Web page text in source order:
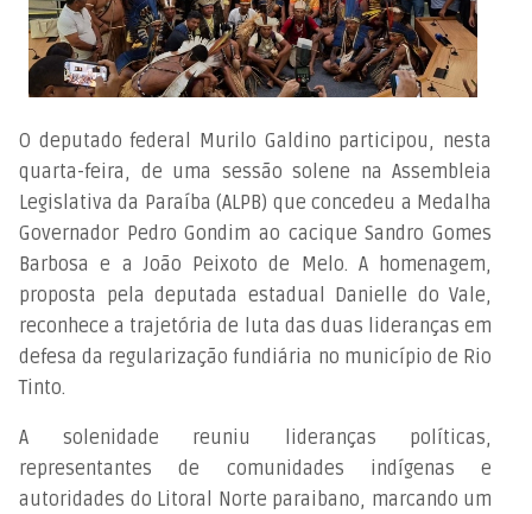
O deputado federal Murilo Galdino participou, nesta
quarta-feira, de uma sessão solene na Assembleia
Legislativa da Paraíba (ALPB) que concedeu a Medalha
Governador Pedro Gondim ao cacique Sandro Gomes
Barbosa e a João Peixoto de Melo. A homenagem,
proposta pela deputada estadual Danielle do Vale,
reconhece a trajetória de luta das duas lideranças em
defesa da regularização fundiária no município de Rio
Tinto.
A solenidade reuniu lideranças políticas,
representantes de comunidades indígenas e
autoridades do Litoral Norte paraibano, marcando um